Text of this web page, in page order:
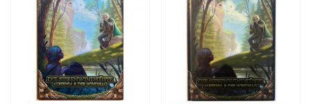
SONSTIGE